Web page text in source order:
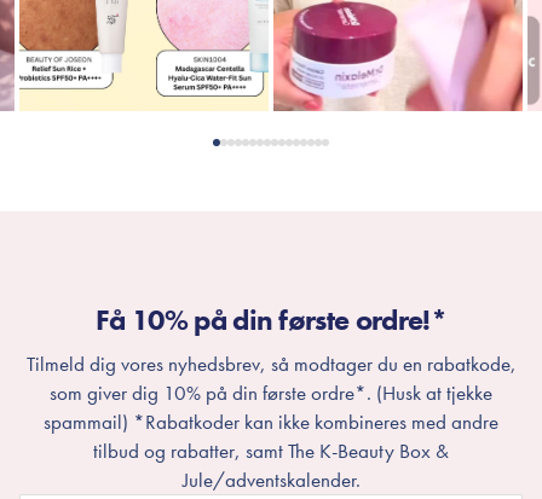
Få 10% på din første ordre!*
Tilmeld dig vores nyhedsbrev, så modtager du en rabatkode,
som giver dig 10% på din første ordre*. (Husk at tjekke
spammail) *Rabatkoder kan ikke kombineres med andre
tilbud og rabatter, samt The K-Beauty Box &
Jule/adventskalender.